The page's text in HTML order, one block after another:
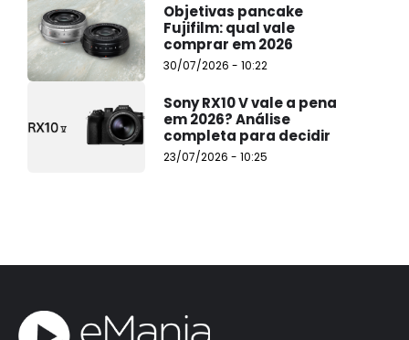
Objetivas pancake
Fujifilm: qual vale
comprar em 2026
30/07/2026 - 10:22
Sony RX10 V vale a pena
em 2026? Análise
completa para decidir
23/07/2026 - 10:25